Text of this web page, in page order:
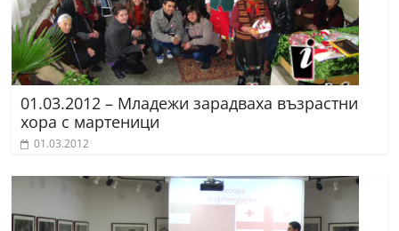
01.03.2012 – Младежи зарадваха възрастни
хора с мартеници
01.03.2012